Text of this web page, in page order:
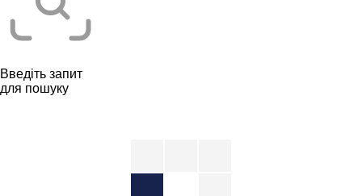
Введіть запит
для пошуку